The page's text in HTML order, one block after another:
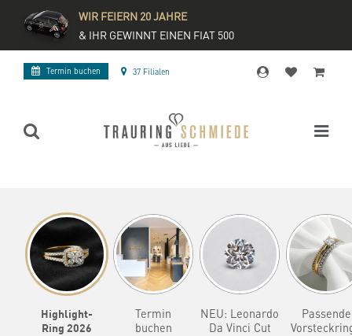
WIR FEIERN 20 JAHRE
& IHR GEWINNT EINEN FIAT 500
Termin buchen 37 Filialen
Highlight-
Ring 2026
Termin
buchen
NEU: Leonardo
Da Vinci Cut
Passende